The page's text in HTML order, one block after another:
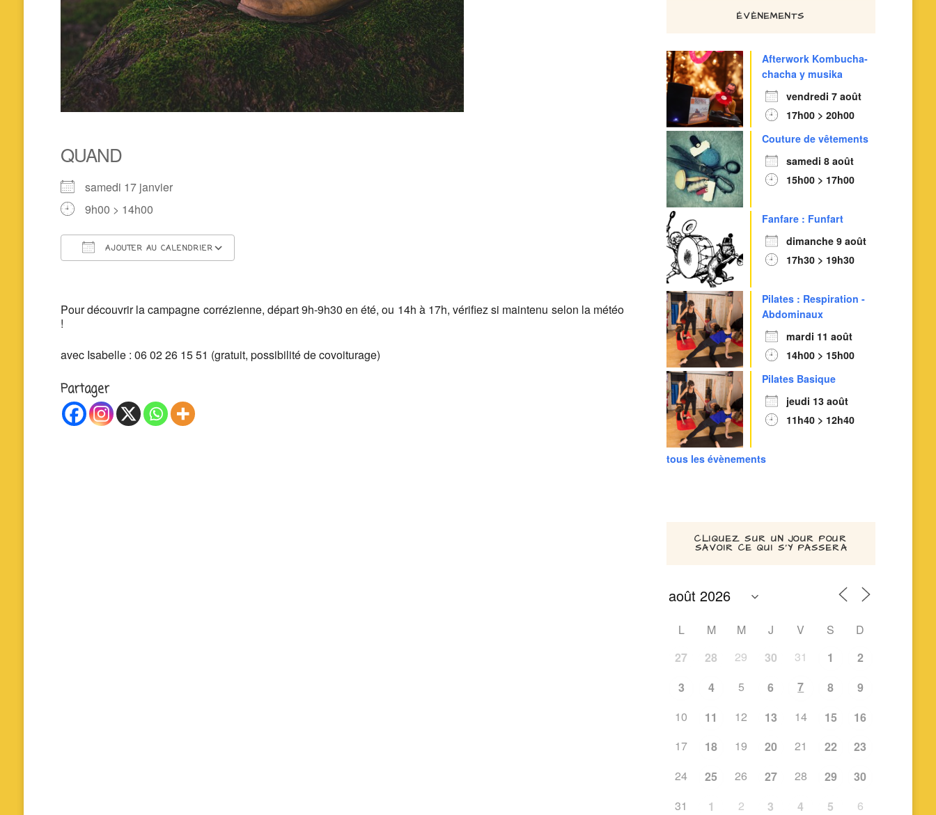
QUAND
samedi 17 janvier
9h00 > 14h00
AJOUTER AU CALENDRIER
Pour découvrir la campagne corrézienne, départ 9h-9h30 en été, ou 14h à 17h, vérifiez si maintenu selon la météo
!
avec Isabelle : 06 02 26 15 51 (gratuit, possibilité de covoiturage)
Partager
ÉVÈNEMENTS
Afterwork Kombucha-
chacha y musika
vendredi 7 août
17h00 > 20h00
Couture de vêtements
samedi 8 août
15h00 > 17h00
Fanfare : Funfart
dimanche 9 août
17h30 > 19h30
Pilates : Respiration -
Abdominaux
mardi 11 août
14h00 > 15h00
Pilates Basique
jeudi 13 août
11h40 > 12h40
tous les évènements
CLIQUEZ SUR UN JOUR POUR
SAVOIR CE QUI S’Y PASSERA
L M M J V S
D
27
28 29 30 31 1
2
3
4 5 6 7 8
9
10
11 12 13 14 15
16
17
18 19 20 21 22
23
24
25 26 27 28 29
30
31
1 2 3 4 5 6